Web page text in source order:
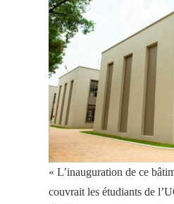
« L’inauguration de ce
couvrait les étudiants de